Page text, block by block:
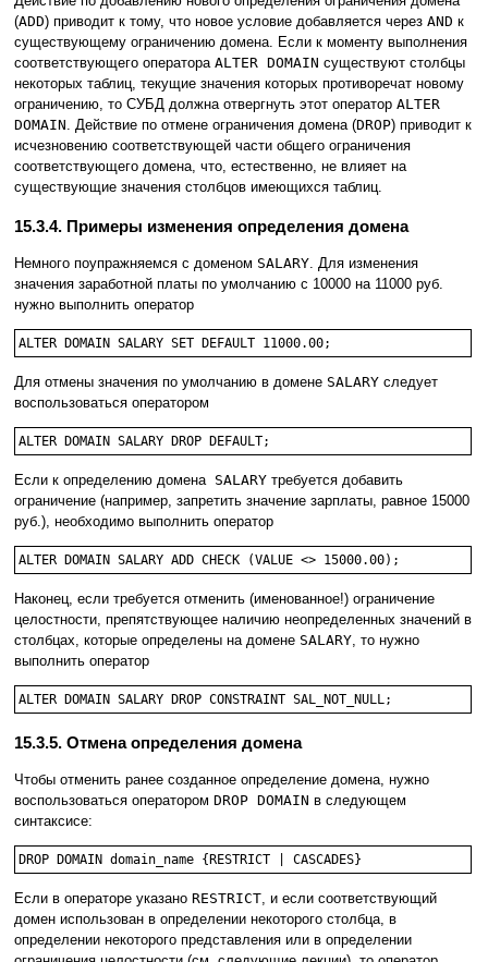
(ADD) приводит к тому, что новое условие добавляется через AND к
существующему ограничению домена. Если к моменту выполнения
соответствующего оператора ALTER DOMAIN существуют столбцы
некоторых таблиц, текущие значения которых противоречат новому
ограничению, то СУБД должна отвергнуть этот оператор ALTER
DOMAIN . Действие по отмене ограничения домена (DROP) приводит к
исчезновению соответствующей части общего ограничения
соответствующего домена, что, естественно, не влияет на
существующие значения столбцов имеющихся таблиц.
15.3.4. Примеры изменения определения домена
Немного поупражняемся с доменом SALARY . Для изменения
значения заработной платы по умолчанию с 10000 на 11000 руб.
нужно выполнить оператор
Для отмены значения по умолчанию в домене SALARY следует
воспользоваться оператором
Если к определению домена SALARY требуется добавить
ограничение (например, запретить значение зарплаты, равное 15000
руб.), необходимо выполнить оператор
Наконец, если требуется отменить (именованное!) ограничение
целостности, препятствующее наличию неопределенных значений в
столбцах, которые определены на домене SALARY , то нужно
выполнить оператор
15.3.5. Отмена определения домена
Чтобы отменить ранее созданное определение домена, нужно
воспользоваться оператором DROP DOMAIN в следующем
синтаксисе:
Если в операторе указано RESTRICT , и если соответствующий
домен использован в определении некоторого столбца, в
определении некоторого представления или в определении